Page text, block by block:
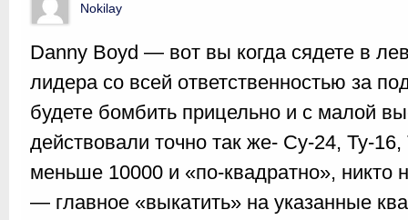
Nokilay
Danny Boyd — вот вы когда сядете в
лидера со всей ответственностью за
будете бомбить прицельно и с малой
действовали точно так же- Су-24, Ту-
меньше 10000 и «по-квадратно», никто
— главное «выкатить» на указанные